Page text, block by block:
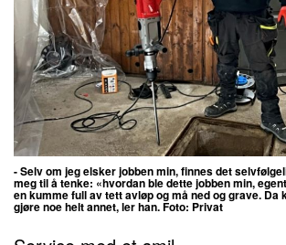
- Selv om jeg elsker jobben min, finnes det
meg til å tenke: «hvordan ble dette jobben min,
en kumme full av tett avløp og må ned og grave. Da
gjøre noe helt annet, ler han. Foto: Privat